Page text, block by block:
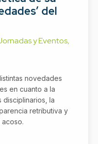
del
y Eventos,
novedades
en cuanto a la
la
retributiva y